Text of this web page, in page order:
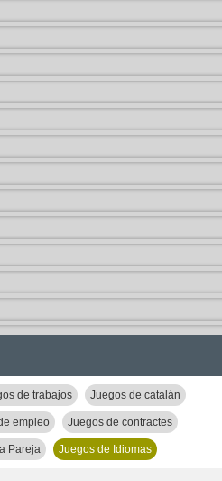
de trabajos Juegos de catalán
empleo Juegos de contractes
Pareja Juegos de Idiomas